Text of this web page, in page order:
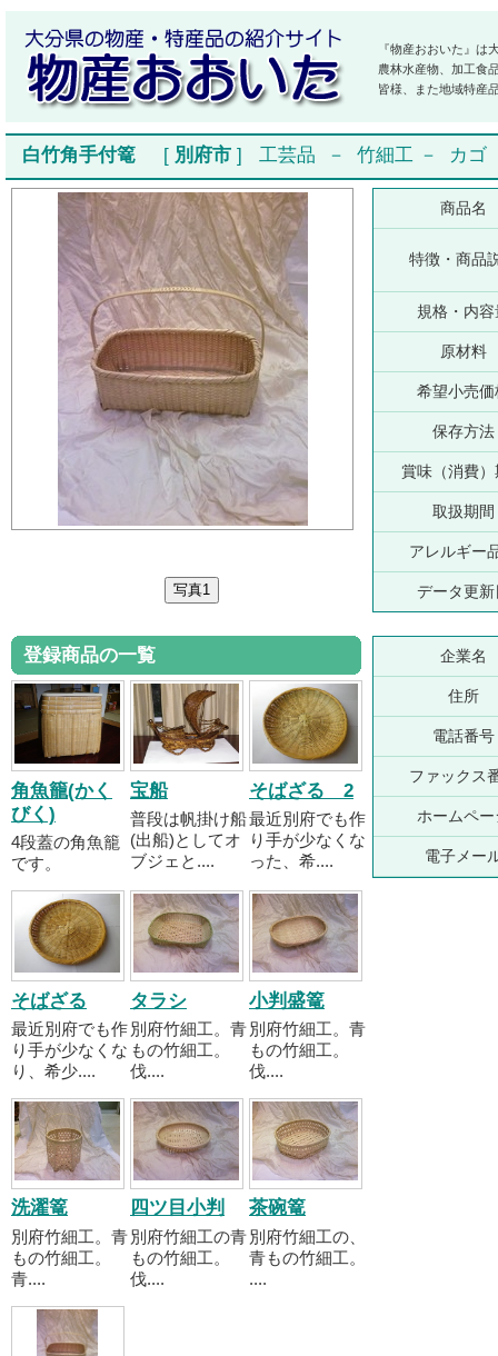
『物産おおいた』は
農林水産物、加工食
皆様、また地域特産
白竹角手付篭 [ 別府市 ] 工芸品 － 竹細工 － カゴ
商品名
特徴・商品
規格・内容
原材料
希望小売価
保存方法
賞味（消費）
取扱期間
アレルギー
データ更新
登録商品の一覧
角魚籠(かく
びく)
4段蓋の角魚籠
です。
宝船
普段は帆掛け船
(出船)としてオ
ブジェと....
そばざる 2
最近別府でも作
り手が少なくな
った、希....
そばざる
最近別府でも作
り手が少なくな
り、希少....
タラシ
別府竹細工。青
もの竹細工。
伐....
小判盛篭
別府竹細工。青
もの竹細工。
伐....
洗濯篭
別府竹細工。青
もの竹細工。
青....
四ツ目小判
別府竹細工の青
もの竹細工。
伐....
茶碗篭
別府竹細工の、
青もの竹細工。
....
企業名
住所
電話番号
ファックス
ホームペー
電子メー